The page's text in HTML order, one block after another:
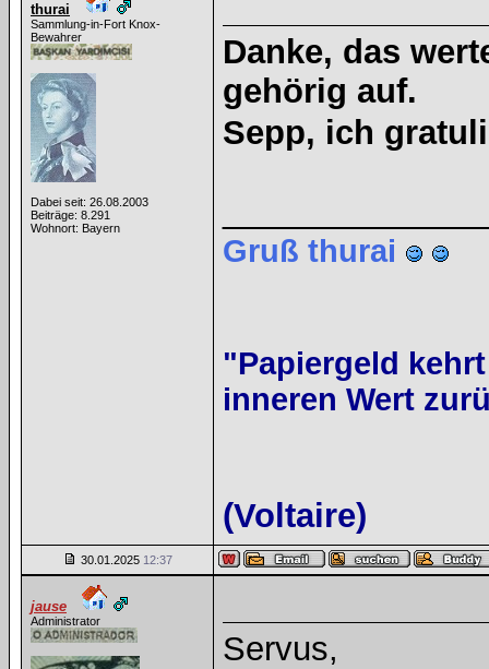
thurai
Sammlung-in-Fort Knox-
Bewahrer
Dabei seit: 26.08.2003
Beiträge: 8.291
Wohnort: Bayern
Danke, das
gehörig auf.
Sepp, ich
Gruß thurai
"Papiergeld
inneren Wert
(Voltaire)
30.01.2025 12:37
jause
Administrator
Servus,